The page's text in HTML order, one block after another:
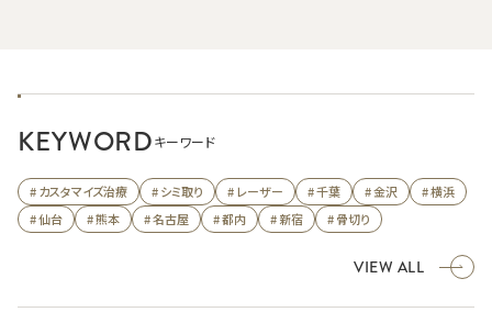
KEYWORDキーワード
# カスタマイズ治療 # シミ取り # レーザー # 千葉 # 金沢
# 横浜
# 仙台
# 熊本 # 名古屋 # 都内 # 新宿 # 骨切り
VIEW ALL